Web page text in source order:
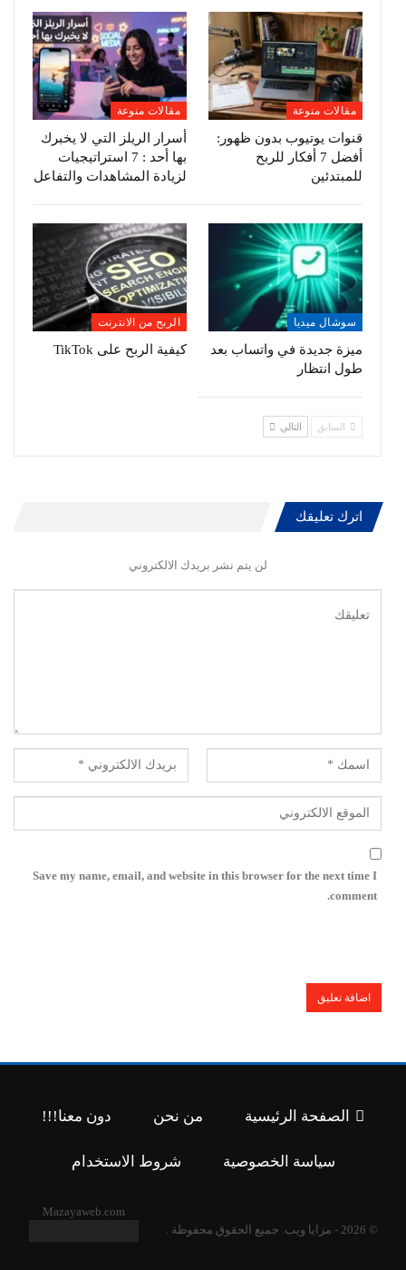
مقالات منوعة
قنوات يوتيوب بدون ظهور:
أفضل 7 أفكار للربح
للمبتدئين
مقالات منوعة
أسرار الريلز التي لا يخبرك
بها أحد : 7 استراتيجيات
لزيادة المشاهدات والتفاعل
سوشال ميديا
ميزة جديدة في واتساب بعد
طول انتظار
الربح من الانترنت
كيفية الربح على TikTok
السابق التالي
اترك تعليقك
لن يتم نشر بريدك الالكتروني
Save my name, email, and website in this browser for the next time I
comment.
الصفحة الرئيسية من نحن دون معنا!!!
سياسة الخصوصية شروط الاستخدام
© 2026 - مزايا ويب. جميع الحقوق محفوظة .
Mazayaweb.com